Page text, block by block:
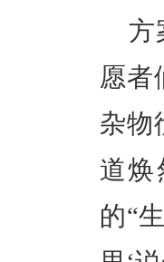
方
愿者
杂物
道焕
的“